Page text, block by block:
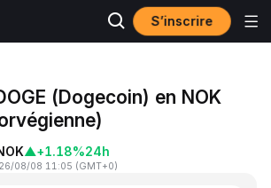
S’inscrire
(Dogecoin) en NOK
▲+1.18%24h
08/08 11:05 (GMT+0)